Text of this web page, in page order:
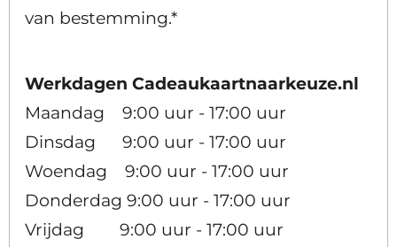
van bestemming.*
Werkdagen Cadeaukaartnaarkeuze.nl
Maandag 9:00 uur - 17:00 uur
Dinsdag 9:00 uur - 17:00 uur
Woendag 9:00 uur - 17:00 uur
Donderdag 9:00 uur - 17:00 uur
Vrijdag 9:00 uur - 17:00 uur